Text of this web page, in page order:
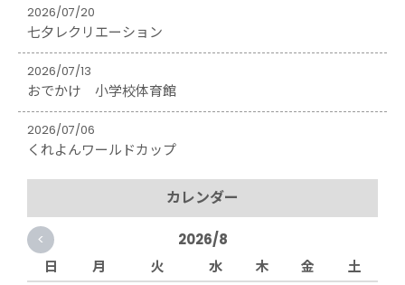
2026/07/20
七夕レクリエーション
2026/07/13
おでかけ 小学校体育館
2026/07/06
くれよんワールドカップ
カレンダー
<
2026/8
日
月 火 水 木 金
土